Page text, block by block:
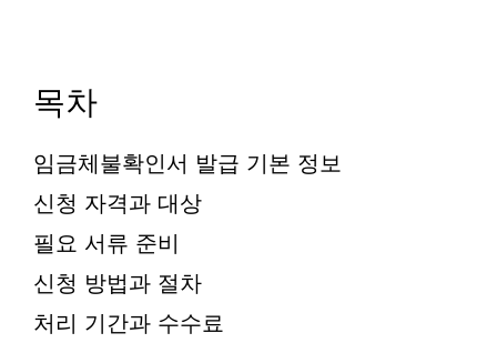
목차
임금체불확인서 발급 기본 정보
신청 자격과 대상
필요 서류 준비
신청 방법과 절차
처리 기간과 수수료